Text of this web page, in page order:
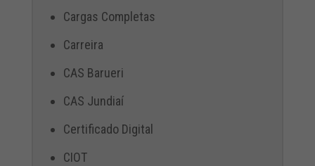
Cargas Completas
Carreira
CAS Barueri
CAS Jundiaí
Certificado Digital
CIOT